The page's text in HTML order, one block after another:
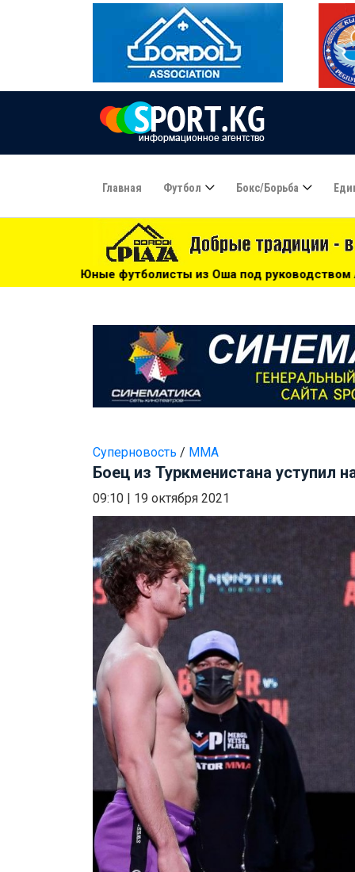
Главная Футбол Бокс/борьба
из Оша под руководством Азамата Байматова
Суперновость / ММА
Боец из Туркменистана уступил
09:10 19 октября 2021